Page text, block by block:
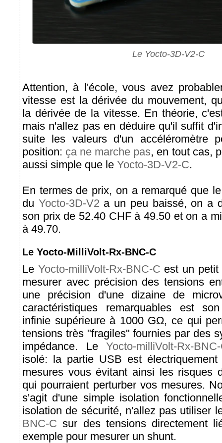
Le Yocto-3D-V2-C
Attention, à l'école, vous avez
vitesse est la dérivée du mouvement,
la dérivée de la vitesse. En théorie,
mais n'allez pas en déduire qu'il suffit
suite les valeurs d'un accéléromètre
position: ça ne marche pas, en tout cas,
aussi simple que le Yocto-3D-V2-C.
En termes de prix, on a remarqué que
du Yocto-3D-V2 a un peu baissé, on a
son prix de 52.40 CHF à 49.50 et on a
à 49.70.
Le Yocto-MilliVolt-Rx-BNC-C
Le Yocto-milliVolt-Rx-BNC-C est un petit
mesurer avec précision des tensions
une précision d'une dizaine de
caractéristiques remarquables est
infinie supérieure à 1000 GΩ, ce qui
tensions très "fragiles" fournies par des
impédance. LeYocto-milliVolt-Rx-
isolé: la partie USB est
mesures vous évitant ainsi les risques
qui pourraient perturber vos mesures.
s'agit d'une simple isolation
isolation de sécurité, n'allez pas utiliser
BNC-C sur des tensions directement
exemple pour mesurer un shunt.